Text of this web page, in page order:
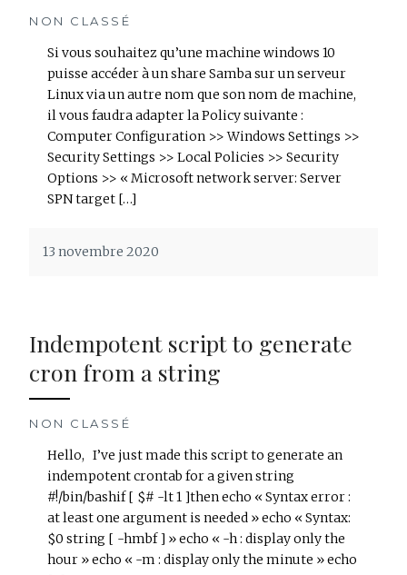
NON CLASSÉ
Si vous souhaitez qu’une machine windows 10
puisse accéder à un share Samba sur un serveur
Linux via un autre nom que son nom de machine,
il vous faudra adapter la Policy suivante :
Computer Configuration >> Windows Settings >>
Security Settings >> Local Policies >> Security
Options >> « Microsoft network server: Server
SPN target […]
13 novembre 2020
Indempotent script to generate
cron from a string
NON CLASSÉ
Hello, I’ve just made this script to generate an
indempotent crontab for a given string
#!/bin/bashif [ $# -lt 1 ]then echo « Syntax error :
at least one argument is needed » echo « Syntax:
$0 string [ -hmbf ] » echo « -h : display only the
hour » echo « -m : display only the minute » echo